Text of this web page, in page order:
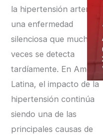
la hipertensión arterial,
una enfermedad
silenciosa que muchas
veces se detecta
tardíamente. En
Latina, el impacto de la
hipertensión continúa
siendo una de las
principales causas de